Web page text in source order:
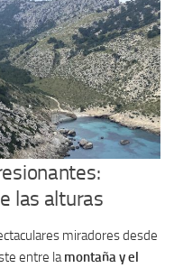
las alturas
miradores desde
entre la montaña y el